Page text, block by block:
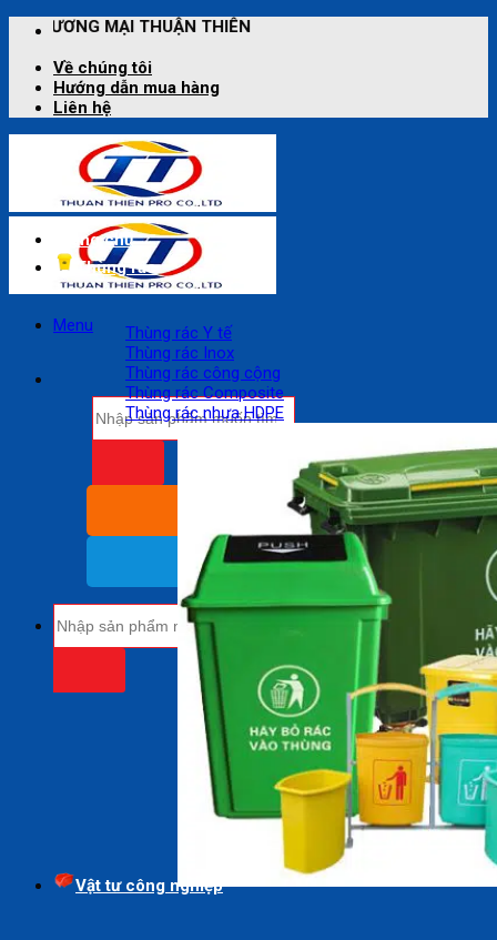
dung
THIÊN
Về chúng tôi
Hướng dẫn mua hàng
Liên hệ
Menu
kiếm:
BÁO GIÁ SỈ
(Nhận báo giá sỉ)
18009485
(Miễn cước cuộc gọi)
kiếm:
Trang chủ
Thùng rác
Thùng rác Y tế
Thùng rác Inox
Thùng rác công cộng
Thùng rác Composite
Thùng rác nhựa HDPE
Vật tư công nghiệp